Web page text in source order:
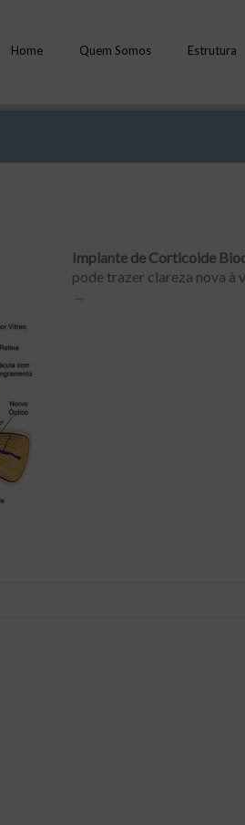
Home Quem Somos Estrutura
Implante de Corticoide
pode trazer clareza nova à